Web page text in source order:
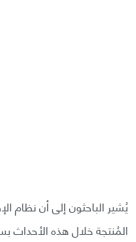
المُنتجة خلال هذه الأحداث